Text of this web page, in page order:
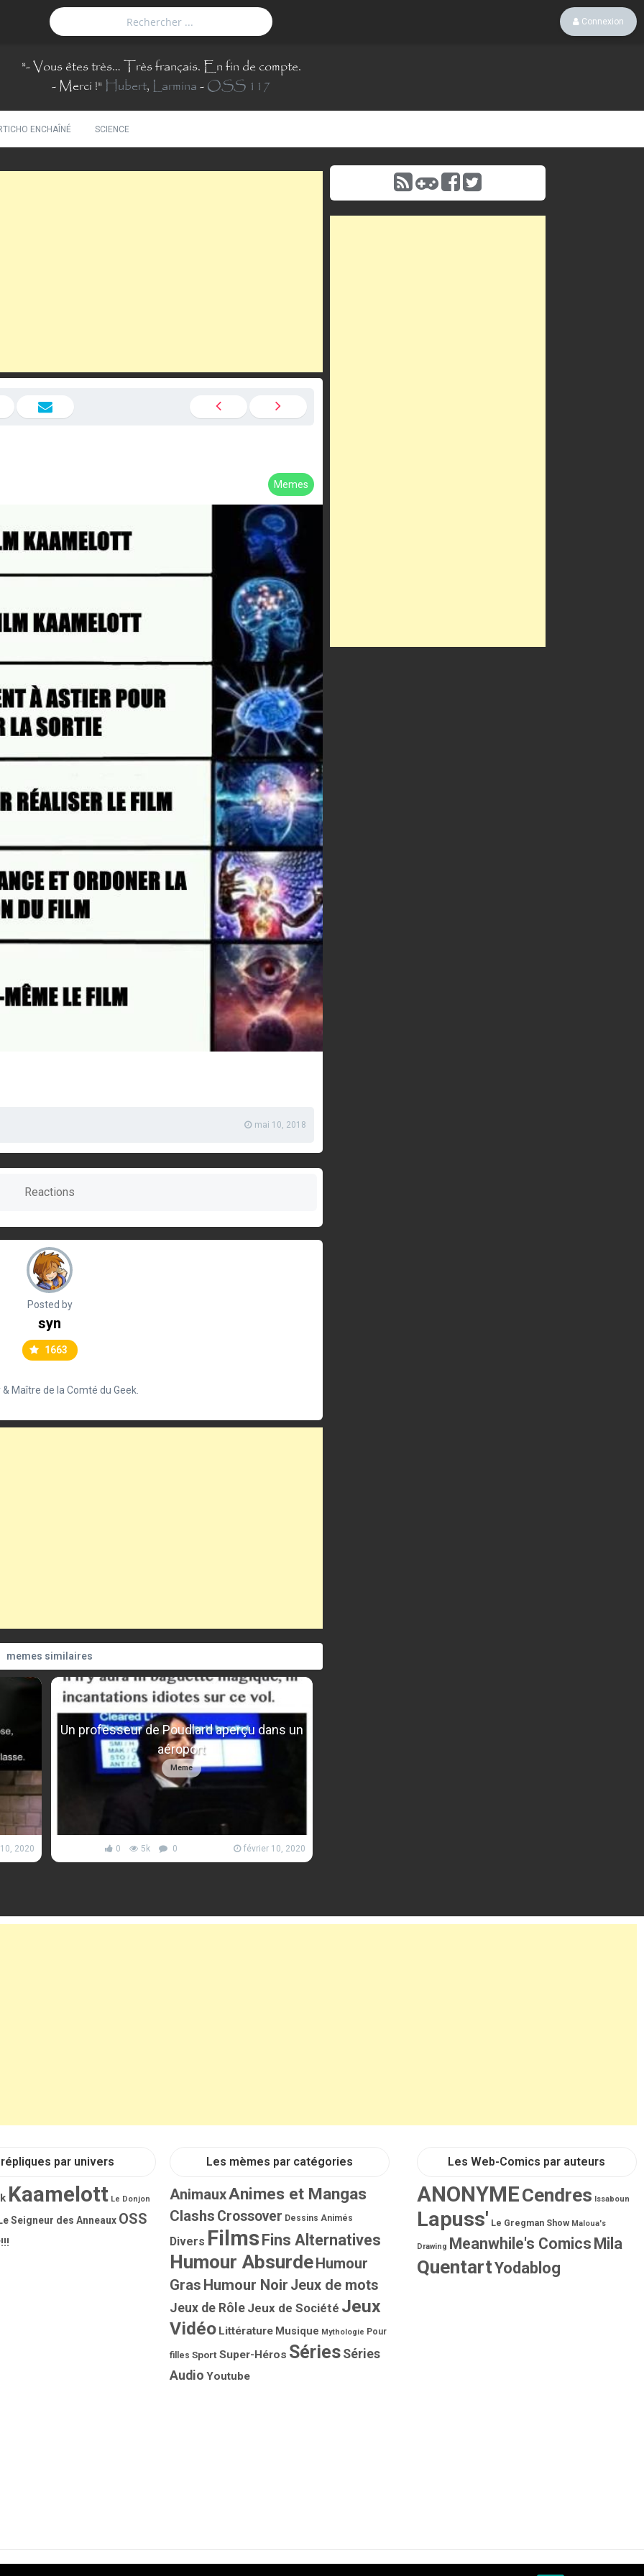
Connexion
"- Vous êtes très… Très français. En fin de compte.
- Merci !" Hubert, Larmina-OSS 117
ENCHAÎNÉ SCIENCE
Memes
mai 10, 2018
Reactions
Posted by
syn
1663
Maître de la Comté du Geek.
memes similaires
2020
Un professeur de Poudlard aperçu dans un
aéroport
Meme
0 5k 0 février 10, 2020
par univers
Kaamelott Le Donjon
Le Seigneur des Anneaux OSS
Les mèmes par catégories
AnimauxAnimes et Mangas
Clashs Crossover Dessins Animés
Divers Films Fins Alternatives
Humour AbsurdeHumour
Gras Humour Noir Jeux de mots
Jeux de Rôle Jeux de Société Jeux
Vidéo Littérature Musique Mythologie Pour
filles Sport Super-Héros Séries Séries
Audio Youtube
Les Web-Comics par auteurs
ANONYMECendres Issaboun
Lapuss' Le Gregman Show Maloua's
Drawing Meanwhile's Comics Mila
QuentartYodablog